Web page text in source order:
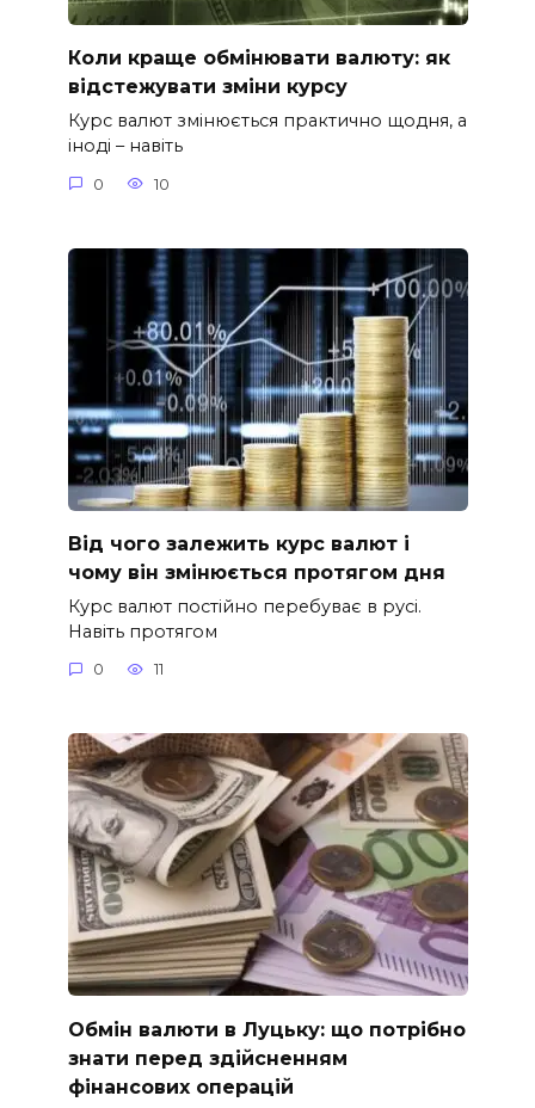
Коли краще обмінювати валюту: як
відстежувати зміни курсу
Курс валют змінюється практично щодня, а
іноді – навіть
0 10
Від чого залежить курс валют і
чому він змінюється протягом дня
Курс валют постійно перебуває в русі.
Навіть протягом
0 11
Обмін валюти в Луцьку: що потрібно
знати перед здійсненням
фінансових операцій